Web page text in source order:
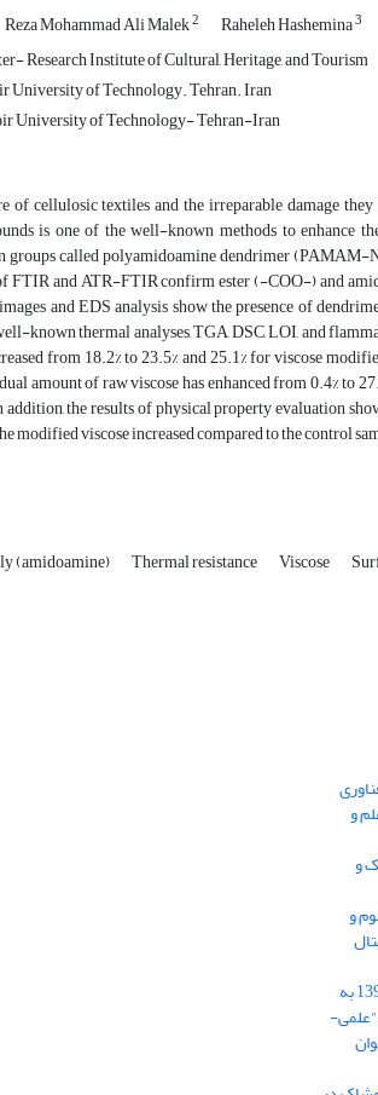
Reza Mohammad Ali Malek2 Raheleh Hashemina3
Research Institute of Cultural, Heritage, and Tourism
of Technology. Tehran. Iran
University of Technology- Tehran-Iran
of cellulosic textiles and the irreparable damage
is one of the well-known methods to enhance
called polyamidoamine dendrimer (PAMAM-
FTIR and ATR-FTIR confirm ester (-COO-) and
and EDS analysis show the presence of
known thermal analyses, TGA, DSC, LOI, and
from 18.2% to 23.5% and 25.1% for viscose
amount of raw viscose has enhanced from 0.4%
the results of physical property evaluation
modified viscose increased compared to the control
(amidoamine) Thermal resistance Viscose
و فناوری
و
و
و
از تاریخ ابلاغ آیین نامه 11/25685 مورخ 1398/02/09 به